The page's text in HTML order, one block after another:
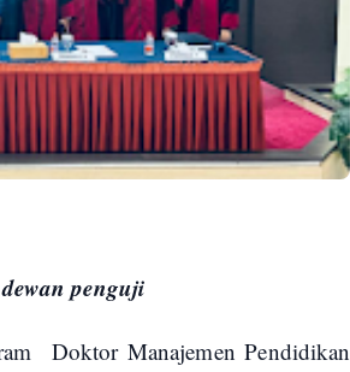
penguji
Doktor Manajemen Pendidikan